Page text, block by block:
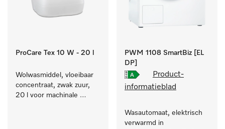
ProCare Tex 10 W - 20 l
Wolwasmiddel, vloeibaar
concentraat, zwak zuur,
20 l voor machinale
PWM 1108 SmartBiz [EL
DP]
Product-
informatieblad
Wasautomaat, elektrisch
verwarmd in